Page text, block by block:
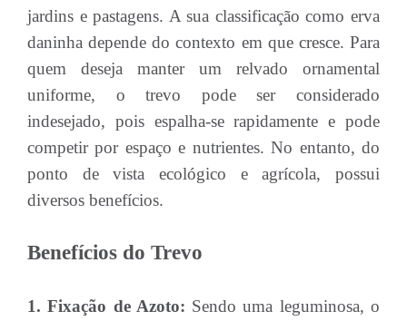
jardins e pastagens. A sua classificação como erva
daninha depende do contexto em que cresce. Para
quem deseja manter um relvado ornamental
uniforme, o trevo pode ser considerado
indesejado, pois espalha-se rapidamente e pode
competir por espaço e nutrientes. No entanto, do
ponto de vista ecológico e agrícola, possui
diversos benefícios.
Benefícios do Trevo
1. Fixação de Azoto: Sendo uma leguminosa, o